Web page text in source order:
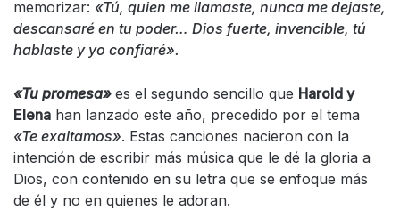
memorizar: «Tú, quien me llamaste, nunca me dejaste,
descansaré en tu poder… Dios fuerte, invencible, tú
hablaste y yo confiaré».
«Tu promesa» es el segundo sencillo que Harold y
Elena han lanzado este año, precedido por el tema
«Te exaltamos». Estas canciones nacieron con la
intención de escribir más música que le dé la gloria a
Dios, con contenido en su letra que se enfoque más
de él y no en quienes le adoran.